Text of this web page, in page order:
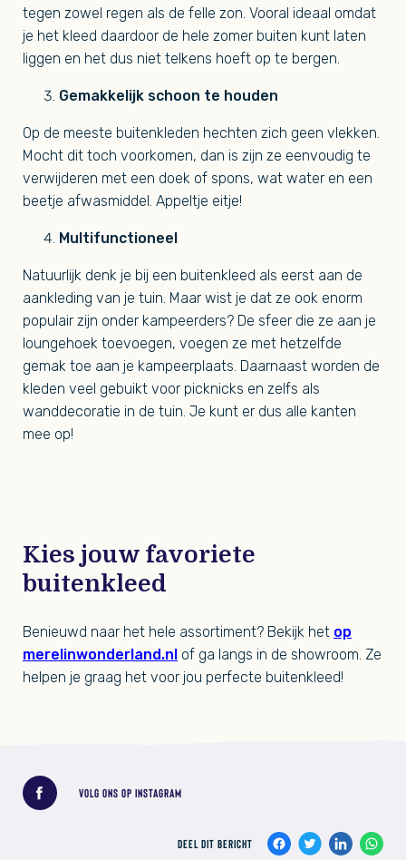
tegen zowel regen als de felle zon. Vooral ideaal omdat
je het kleed daardoor de hele zomer buiten kunt laten
liggen en het dus niet telkens hoeft op te bergen.
Gemakkelijk schoon te houden
Op de meeste buitenkleden hechten zich geen vlekken.
Mocht dit toch voorkomen, dan is zijn ze eenvoudig te
verwijderen met een doek of spons, wat water en een
beetje afwasmiddel. Appeltje eitje!
Multifunctioneel
Natuurlijk denk je bij een buitenkleed als eerst aan de
aankleding van je tuin. Maar wist je dat ze ook enorm
populair zijn onder kampeerders? De sfeer die ze aan je
loungehoek toevoegen, voegen ze met hetzelfde
gemak toe aan je kampeerplaats. Daarnaast worden de
kleden veel gebuikt voor picknicks en zelfs als
wanddecoratie in de tuin. Je kunt er dus alle kanten
mee op!
Kies jouw favoriete
buitenkleed
Benieuwd naar het hele assortiment? Bekijk het op
merelinwonderland.nl of ga langs in de showroom. Ze
helpen je graag het voor jou perfecte buitenkleed!
VOLG ONS OP INSTAGRAM
DEEL DIT BERICHT